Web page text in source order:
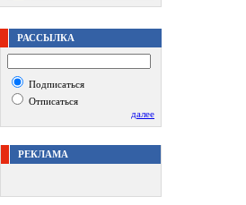
РАССЫЛКА
Подписаться
Отписаться
далее
РЕКЛАМА